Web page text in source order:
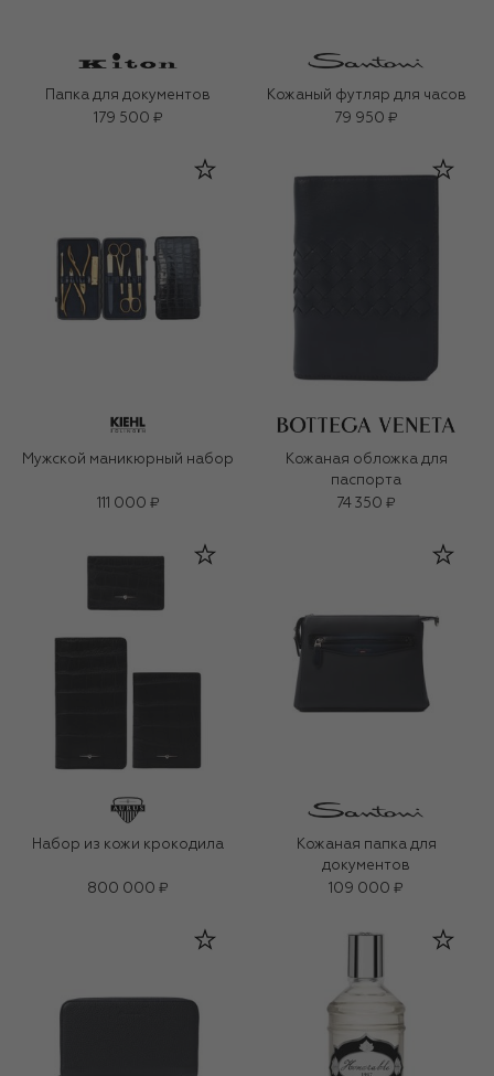
Папка для документов
179 500 ₽
Кожаный футляр для часов
79 950 ₽
Мужской маникюрный набор
111 000 ₽
Кожаная обложка для
паспорта
74 350 ₽
Набор из кожи крокодила
800 000 ₽
Кожаная папка для
документов
109 000 ₽